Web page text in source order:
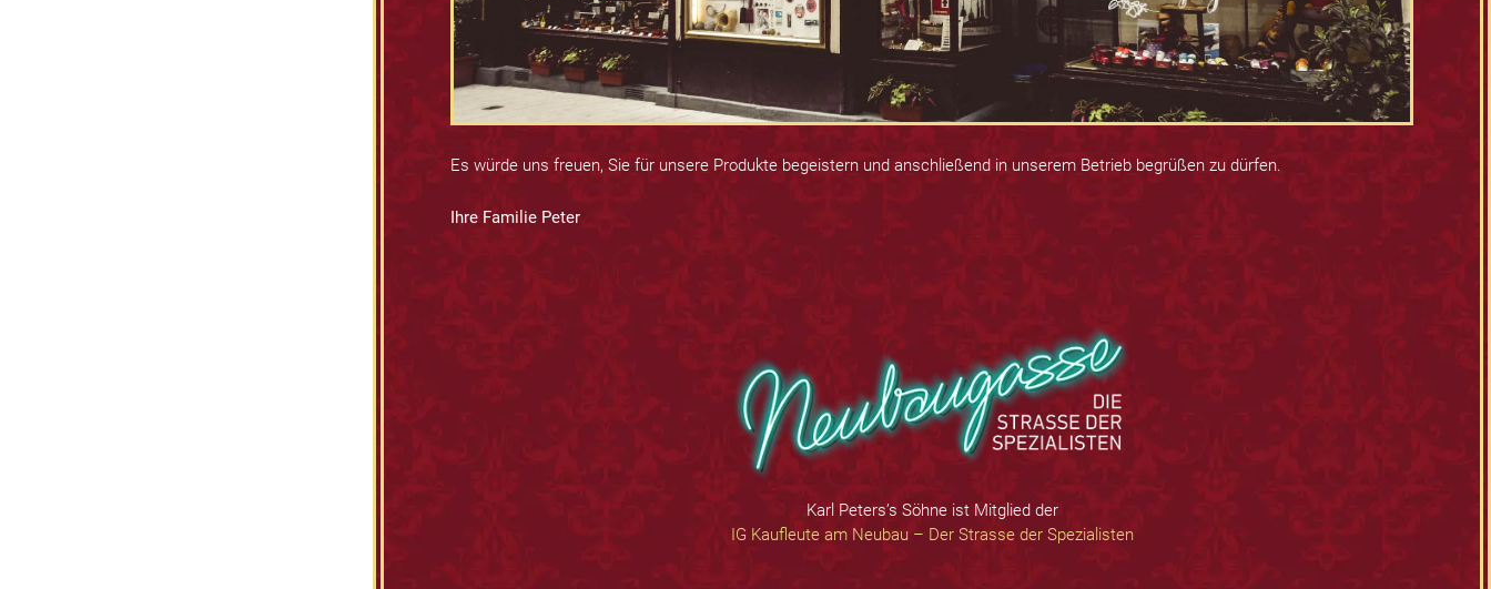
Es würde uns freuen, Sie für unsere Produkte begeistern und anschließend in unserem Betrieb begrüßen zu dürfen.
Ihre Familie Peter
Karl Peters’s Söhne ist Mitglied der
IG Kaufleute am Neubau – Der Strasse der Spezialisten